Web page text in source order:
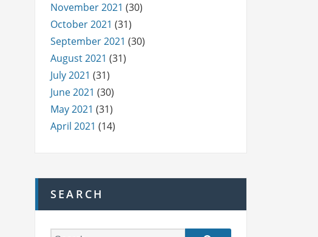
November 2021 (30)
October 2021 (31)
September 2021 (30)
August 2021 (31)
July 2021 (31)
June 2021 (30)
May 2021 (31)
April 2021 (14)
SEARCH